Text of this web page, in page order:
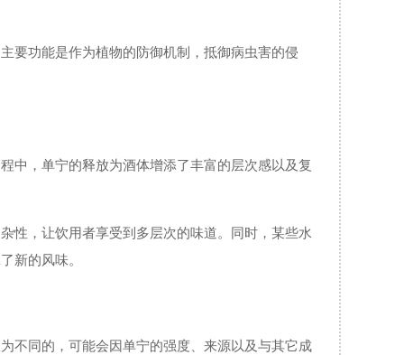
要功能是作为植物的防御机制，抵御病虫害的侵
中，单宁的释放为酒体增添了丰富的层次感以及复
性，让饮用者享受到多层次的味道。同时，某些水
新的风味。
不同的，可能会因单宁的强度、来源以及与其它成